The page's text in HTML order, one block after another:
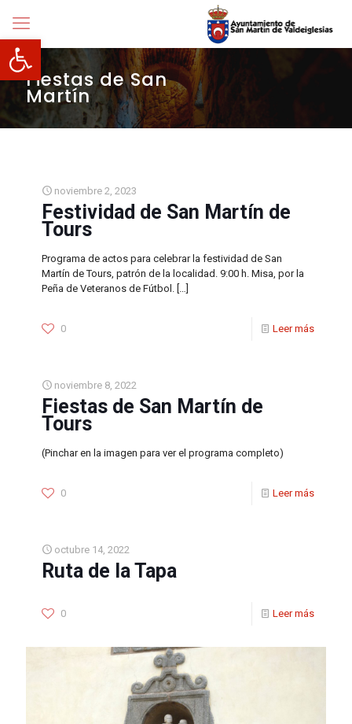
Abrir barra de herramientas
Fiestas de San
Martín
noviembre 2, 2023
Festividad de San Martín de
Tours
Programa de actos para celebrar la festividad de San
Martín de Tours, patrón de la localidad. 9:00 h. Misa, por la
Peña de Veteranos de Fútbol. […]
0 Leer más
noviembre 8, 2022
Fiestas de San Martín de
Tours
(Pinchar en la imagen para ver el programa completo)
0 Leer más
octubre 14, 2022
Ruta de la Tapa
0 Leer más